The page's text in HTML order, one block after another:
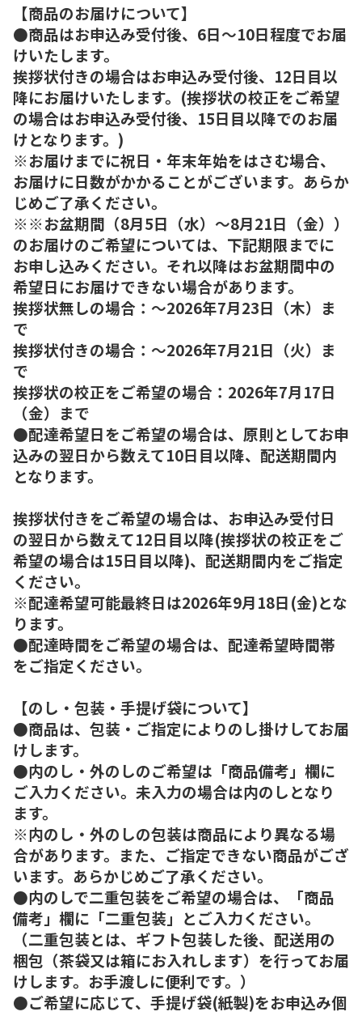
【商品のお届けについて】
●商品はお申込み受付後、6日～10日程度でお届
けいたします。
挨拶状付きの場合はお申込み受付後、12日目以
降にお届けいたします。(挨拶状の校正をご希望
の場合はお申込み受付後、15日目以降でのお届
けとなります。)
※お届けまでに祝日・年末年始をはさむ場合、
お届けに日数がかかることがございます。あらか
じめご了承ください。
※※お盆期間（8月5日（水）～8月21日（金））
のお届けのご希望については、下記期限までに
お申し込みください。それ以降はお盆期間中の
希望日にお届けできない場合があります。
挨拶状無しの場合：～2026年7月23日（木）ま
で
挨拶状付きの場合：～2026年7月21日（火）ま
で
挨拶状の校正をご希望の場合：2026年7月17日
（金）まで
●配達希望日をご希望の場合は、原則としてお申
込みの翌日から数えて10日目以降、配送期間内
となります。
挨拶状付きをご希望の場合は、お申込み受付日
の翌日から数えて12日目以降(挨拶状の校正をご
希望の場合は15日目以降)、配送期間内をご指定
ください。
※配達希望可能最終日は2026年9月18日(金)とな
ります。
●配達時間をご希望の場合は、配達希望時間帯
をご指定ください。
【のし・包装・手提げ袋について】
●商品は、包装・ご指定によりのし掛けしてお届
けします。
●内のし・外のしのご希望は「商品備考」欄に
ご入力ください。未入力の場合は内のしとなり
ます。
※内のし・外のしの包装は商品により異なる場
合があります。また、ご指定できない商品がござ
います。あらかじめご了承ください。
●内のしで二重包装をご希望の場合は、「商品
備考」欄に「二重包装」とご入力ください。
（二重包装とは、ギフト包装した後、配送用の
梱包（茶袋又は箱にお入れします）を行ってお届
けします。お手渡しに便利です。）
●ご希望に応じて、手提げ袋(紙製)をお申込み個